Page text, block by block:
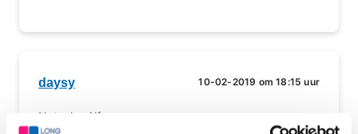
daysy 10-02-2019 om 18:15 uur
Natasha Alfons